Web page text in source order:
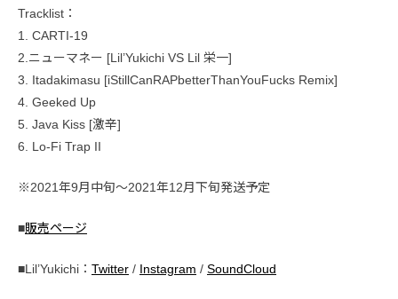
Tracklist：
1. CARTI-19
2.ニューマネー [Lil’Yukichi VS Lil 栄一]
3. Itadakimasu [iStillCanRAPbetterThanYouFucks Remix]
4. Geeked Up
5. Java Kiss [激辛]
6. Lo-Fi Trap II
※2021年9月中旬〜2021年12月下旬発送予定
■販売ページ
■Lil’Yukichi： Twitter / Instagram / SoundCloud